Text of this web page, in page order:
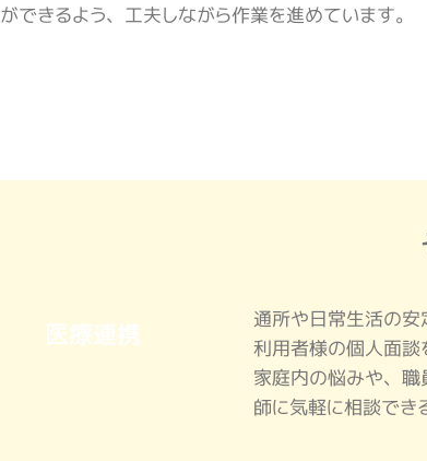
ができるよう、工夫しながら作業を進めています。
医療連携
通所や日常生活の
利用者様の個人面談
家庭内の悩みや、職
師に気軽に相談でき